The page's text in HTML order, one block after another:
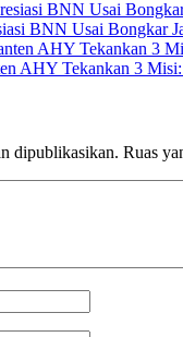
BNN Usai Bongkar
AHY Tekankan 3
dipublikasikan. Ruas